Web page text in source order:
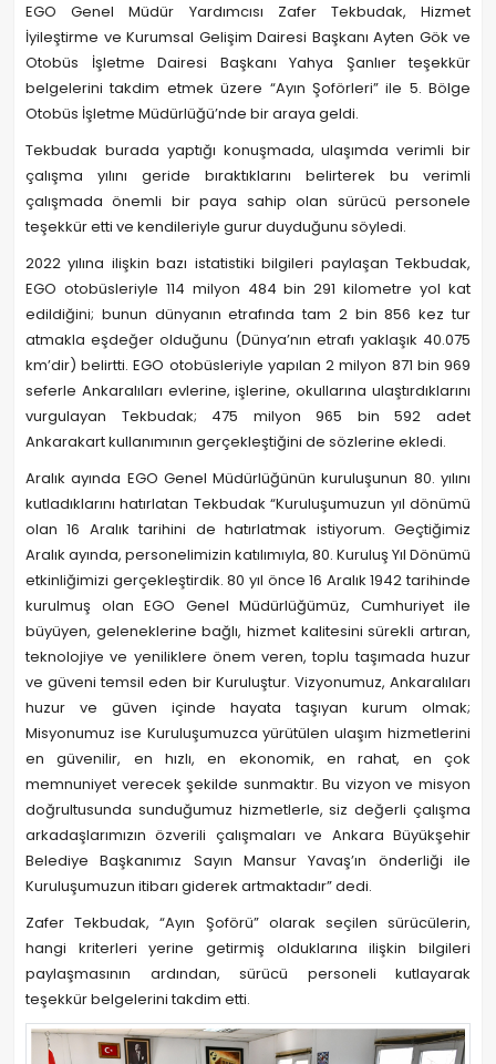
EGO Genel Müdür Yardımcısı Zafer Tekbudak, Hizmet
İyileştirme ve Kurumsal Gelişim Dairesi Başkanı Ayten Gök ve
Otobüs İşletme Dairesi Başkanı Yahya Şanlıer teşekkür
belgelerini takdim etmek üzere “Ayın Şoförleri” ile 5. Bölge
Otobüs İşletme Müdürlüğü’nde bir araya geldi.
Tekbudak burada yaptığı konuşmada, ulaşımda verimli bir
çalışma yılını geride bıraktıklarını belirterek bu verimli
çalışmada önemli bir paya sahip olan sürücü personele
teşekkür etti ve kendileriyle gurur duyduğunu söyledi.
2022 yılına ilişkin bazı istatistiki bilgileri paylaşan Tekbudak,
EGO otobüsleriyle 114 milyon 484 bin 291 kilometre yol kat
edildiğini; bunun dünyanın etrafında tam 2 bin 856 kez tur
atmakla eşdeğer olduğunu (Dünya’nın etrafı yaklaşık 40.075
km’dir) belirtti. EGO otobüsleriyle yapılan 2 milyon 871 bin 969
seferle Ankaralıları evlerine, işlerine, okullarına ulaştırdıklarını
vurgulayan Tekbudak; 475 milyon 965 bin 592 adet
Ankarakart kullanımının gerçekleştiğini de sözlerine ekledi.
Aralık ayında EGO Genel Müdürlüğünün kuruluşunun 80. yılını
kutladıklarını hatırlatan Tekbudak “Kuruluşumuzun yıl dönümü
olan 16 Aralık tarihini de hatırlatmak istiyorum. Geçtiğimiz
Aralık ayında, personelimizin katılımıyla, 80. Kuruluş Yıl Dönümü
etkinliğimizi gerçekleştirdik. 80 yıl önce 16 Aralık 1942 tarihinde
kurulmuş olan EGO Genel Müdürlüğümüz, Cumhuriyet ile
büyüyen, geleneklerine bağlı, hizmet kalitesini sürekli artıran,
teknolojiye ve yeniliklere önem veren, toplu taşımada huzur
ve güveni temsil eden bir Kuruluştur. Vizyonumuz, Ankaralıları
huzur ve güven içinde hayata taşıyan kurum olmak;
Misyonumuz ise Kuruluşumuzca yürütülen ulaşım hizmetlerini
en güvenilir, en hızlı, en ekonomik, en rahat, en çok
memnuniyet verecek şekilde sunmaktır. Bu vizyon ve misyon
doğrultusunda sunduğumuz hizmetlerle, siz değerli çalışma
arkadaşlarımızın özverili çalışmaları ve Ankara Büyükşehir
Belediye Başkanımız Sayın Mansur Yavaş’ın önderliği ile
Kuruluşumuzun itibarı giderek artmaktadır” dedi.
Zafer Tekbudak, “Ayın Şoförü” olarak seçilen sürücülerin,
hangi kriterleri yerine getirmiş olduklarına ilişkin bilgileri
paylaşmasının ardından, sürücü personeli kutlayarak
teşekkür belgelerini takdim etti.